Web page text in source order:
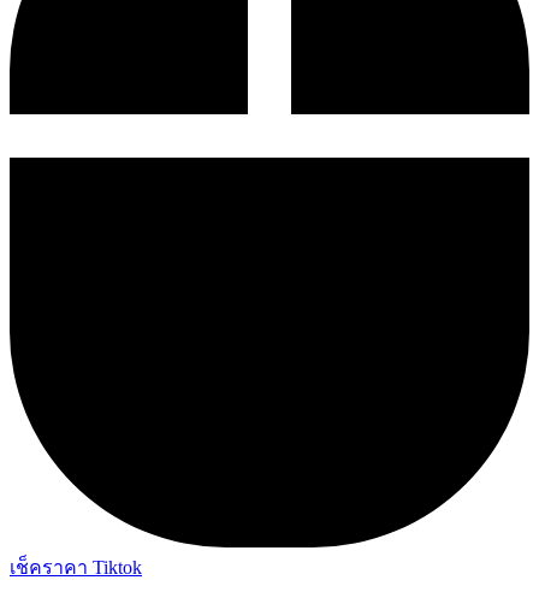
เช็คราคา Tiktok